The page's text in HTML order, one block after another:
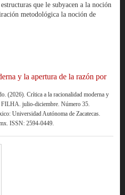
que le subyacen a la noción
metodológica la noción de
y la apertura de la razón por
(2026). Crítica a la racionalidad moderna y
FILHA. julio-diciembre. Número 35.
Universidad Autónoma de Zacatecas.
ISSN: 2594-0449.